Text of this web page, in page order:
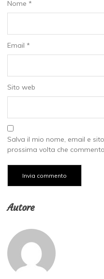
Nome *
Email *
Sito web
Salva il mio nome, email e
prossima volta che
Autore